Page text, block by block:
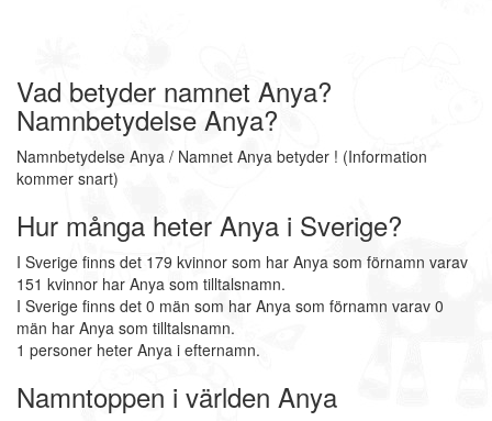
Vad betyder namnet Anya?
Namnbetydelse Anya?
Namnbetydelse Anya / Namnet Anya betyder ! (Information
kommer snart)
Hur många heter Anya i Sverige?
I Sverige finns det 179 kvinnor som har Anya som förnamn varav
151 kvinnor har Anya som tilltalsnamn.
I Sverige finns det 0 män som har Anya som förnamn varav 0
män har Anya som tilltalsnamn.
1 personer heter Anya i efternamn.
Namntoppen i världen Anya